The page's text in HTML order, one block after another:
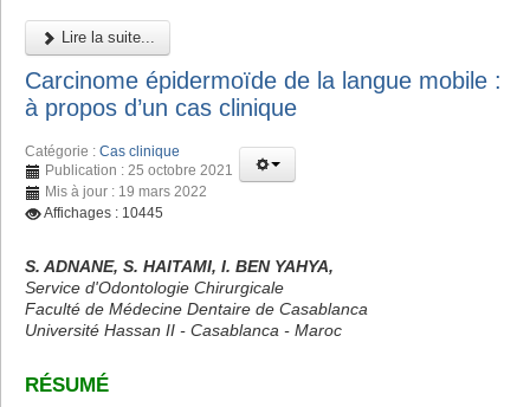
Lire la suite...
Carcinome épidermoïde de la langue mobile :
à propos d’un cas clinique
Catégorie : Cas clinique
Publication : 25 octobre 2021
Mis à jour : 19 mars 2022
Affichages : 10445
S. ADNANE, S. HAITAMI, I. BEN YAHYA,
Service d'Odontologie Chirurgicale
Faculté de Médecine Dentaire de Casablanca
Université Hassan II - Casablanca - Maroc
RÉSUMÉ